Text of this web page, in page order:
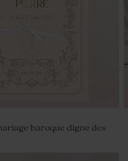
baroque digne des